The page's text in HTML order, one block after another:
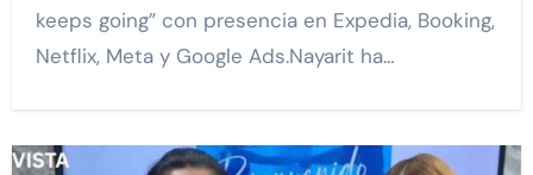
keeps going” con presencia en Expedia, Booking,
Netflix, Meta y Google Ads.Nayarit ha…